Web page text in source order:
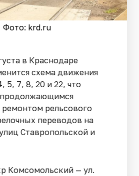
Фото: krd.ru
в Краснодаре
схема движения
5, 7, 8, 20 и 22, что
продолжающимся
рельсового
переводов на
Ставропольской и
Комсомольский — ул.